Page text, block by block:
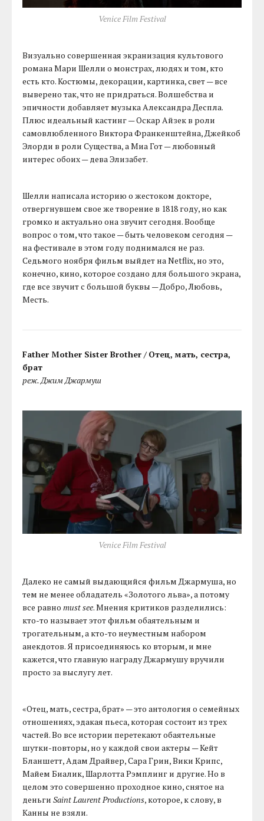
Venice Film Festival
Визуально совершенная экранизация культового
романа Мари Шелли о монстрах, людях и том, кто
есть кто. Костюмы, декорации, картинка, свет — все
выверено так, что не придраться. Волшебства и
эпичности добавляет музыка Александра Деспла.
Плюс идеальный кастинг — Оскар Айзек в роли
самовлюбленного Виктора Франкенштейна, Джейкоб
Элорди в роли Существа, а Миа Гот — любовный
интерес обоих — дева Элизабет.
Шелли написала историю о жестоком докторе,
отвергнувшем свое же творение в 1818 году, но как
громко и актуально она звучит сегодня. Вообще
вопрос о том, что такое — быть человеком сегодня —
на фестивале в этом году поднимался не раз.
Седьмого ноября фильм выйдет на Netflix, но это,
конечно, кино, которое создано для большого экрана,
где все звучит с большой буквы — Добро, Любовь,
Месть.
Father Mother Sister Brother / Отец, мать, сестра,
брат
реж. Джим Джармуш
Venice Film Festival
Далеко не самый выдающийся фильм Джармуша, но
тем не менее обладатель «Золотого льва», а потому
все равноmust see. Мнения критиков разделились:
кто-то называет этот фильм обаятельным и
трогательным, а кто-то неуместным набором
анекдотов. Я присоединяюсь ко вторым, и мне
кажется, что главную награду Джармушу вручили
просто за выслугу лет.
«Отец, мать, сестра, брат» — это антология о семейных
отношениях, эдакая пьеса, которая состоит из трех
частей. Во все истории перетекают обаятельные
шутки-повторы, но у каждой свои актеры — Кейт
Бланшетт, Адам Драйвер, Сара Грин, Вики Крипс,
Майем Биалик, Шарлотта Рэмплинг и другие. Но в
целом это совершенно проходное кино, снятое на
деньгиSaint Laurent Productions, которое, к слову, в
Канны не взяли.